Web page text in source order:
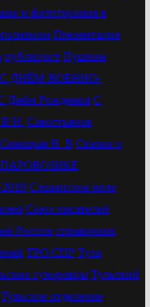
и фитотерапия в
Презентация
публицист Пушкин
ДНЁМ ВОЕННО-
Днём Рождения С
В.Н. Савостьянов
В. В Сказки о
Словенское поле
Союз писателей
России справочник
ТРО СПР Тула
суворовцы Тульский
Тульское отделение